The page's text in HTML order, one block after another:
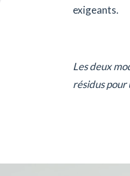
exigeants.
Les deux
résidus pour